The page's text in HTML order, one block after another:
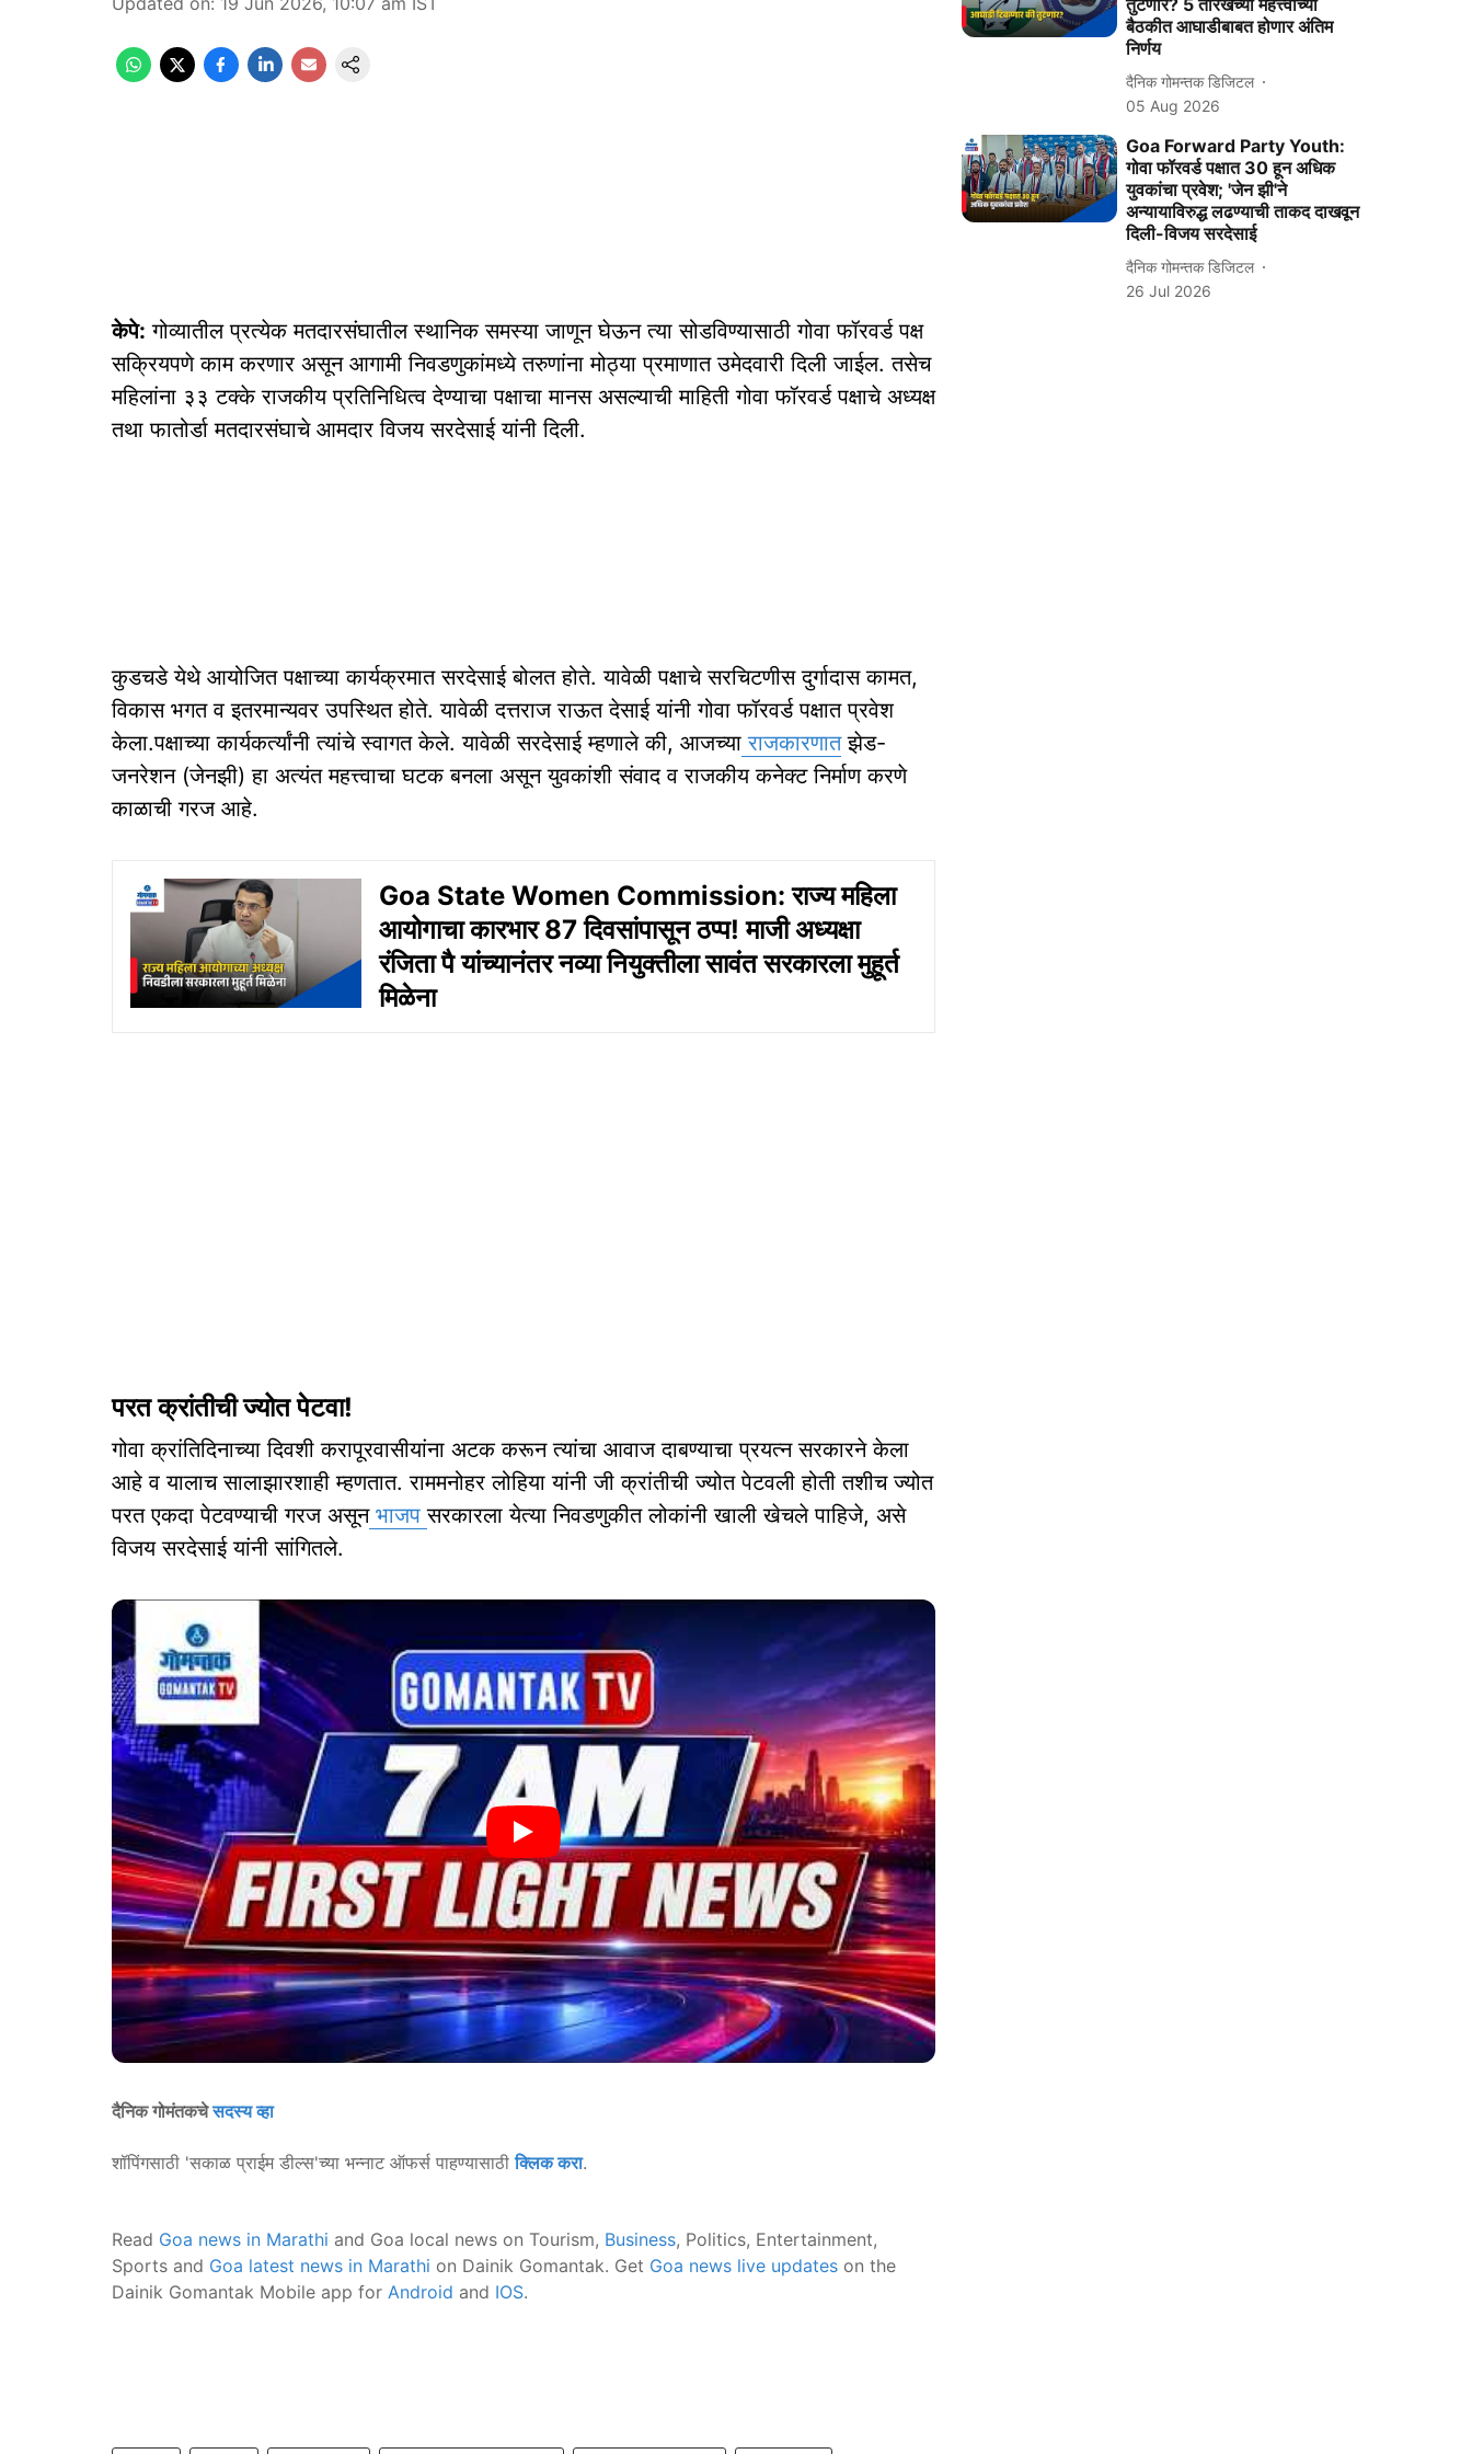
केपे: गोव्यातील प्रत्येक मतदारसंघातील स्थानिक समस्या जाणून घेऊन त्या सोडविण्यासाठी गोवा फॉरवर्ड पक्ष
सक्रियपणे काम करणार असून आगामी निवडणुकांमध्ये तरुणांना मोठ्या प्रमाणात उमेदवारी दिली जाईल. तसेच
महिलांना ३३ टक्के राजकीय प्रतिनिधित्व देण्याचा पक्षाचा मानस असल्याची माहिती गोवा फॉरवर्ड पक्षाचे अध्यक्ष
तथा फातोर्डा मतदारसंघाचे आमदार विजय सरदेसाई यांनी दिली.
कुडचडे येथे आयोजित पक्षाच्या कार्यक्रमात सरदेसाई बोलत होते. यावेळी पक्षाचे सरचिटणीस दुर्गादास कामत,
विकास भगत व इतरमान्यवर उपस्थित होते. यावेळी दत्तराज राऊत देसाई यांनी गोवा फॉरवर्ड पक्षात प्रवेश
केला.पक्षाच्या कार्यकर्त्यांनी त्यांचे स्वागत केले. यावेळी सरदेसाई म्हणाले की, आजच्या राजकारणातझेड-
जनरेशन (जेनझी) हा अत्यंत महत्त्वाचा घटक बनला असून युवकांशी संवाद व राजकीय कनेक्ट निर्माण करणे
काळाची गरज आहे.
Goa State Women Commission: राज्य महिला
आयोगाचा कारभार 87 दिवसांपासून ठप्प! माजी अध्यक्षा
रंजिता पै यांच्यानंतर नव्या नियुक्तीला सावंत सरकारला मुहूर्त
मिळेना
परत क्रांतीची ज्योत पेटवा!
गोवा क्रांतिदिनाच्या दिवशी करापूरवासीयांना अटक करून त्यांचा आवाज दाबण्याचा प्रयत्न सरकारने केला
आहे व यालाच सालाझारशाही म्हणतात. राममनोहर लोहिया यांनी जी क्रांतीची ज्योत पेटवली होती तशीच ज्योत
परत एकदा पेटवण्याची गरज असूनभाजपसरकारला येत्या निवडणुकीत लोकांनी खाली खेचले पाहिजे, असे
विजय सरदेसाई यांनी सांगितले.
दैनिक गोमंतकचेसदस्य व्हा
शॉपिंगसाठी 'सकाळ प्राईम डील्स'च्या भन्नाट ऑफर्स पाहण्यासाठीक्लिक करा.
Read Goa news in Marathi and Goa local news on Tourism, Business, Politics, Entertainment,
Sports and Goa latest news in Marathi on Dainik Gomantak. Get Goa news live updates on the
Dainik Gomantak Mobile app for Android and IOS.
तुटणार? 5 तारखेच्या महत्त्वाच्या
बैठकीत आघाडीबाबत होणार अंतिम
निर्णय
दैनिक गोमन्तक डिजिटल
05 Aug 2026
Goa Forward Party Youth:
गोवा फॉरवर्ड पक्षात 30 हून अधिक
युवकांचा प्रवेश; 'जेन झी'ने
अन्यायाविरुद्ध लढण्याची ताकद दाखवून
दिली-विजय सरदेसाई
दैनिक गोमन्तक डिजिटल
26 Jul 2026